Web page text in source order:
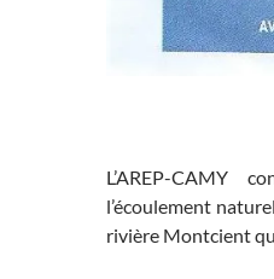
L’AREP-CAMY
l’écoulement
rivière Montcient